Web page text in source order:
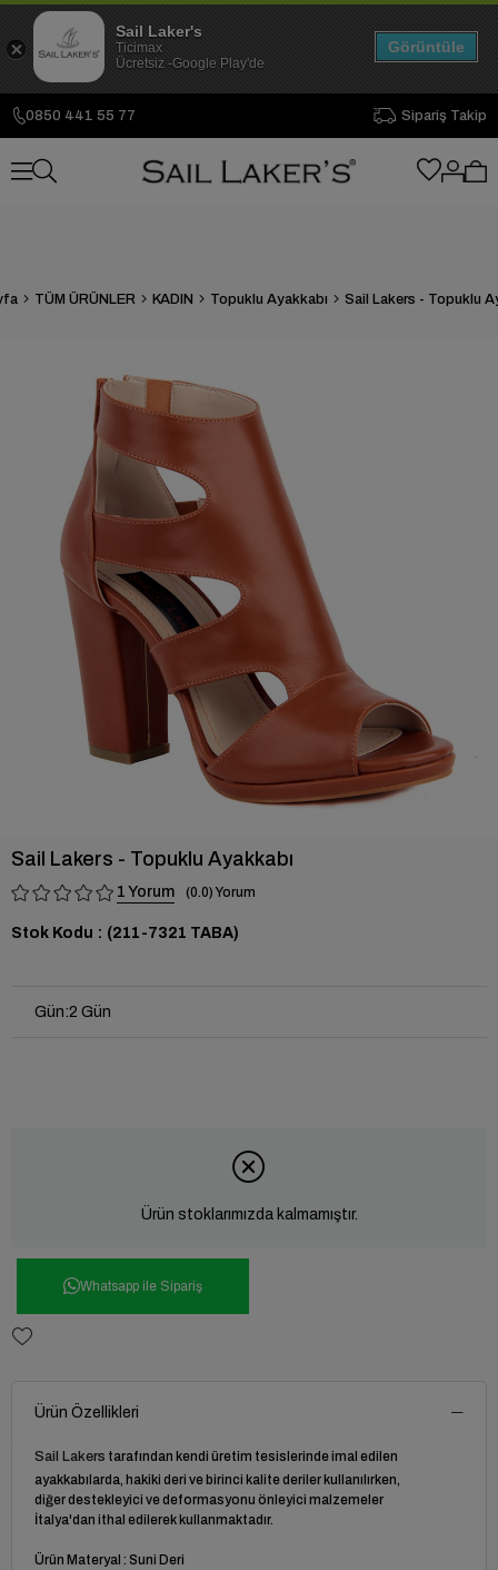
0850 441 55 77 Sipariş Takip
TÜM ÜRÜNLER KADIN Topuklu Ayakkabı
Sail Lakers - Topuklu Ayakkabı
1 0.0
Stok Kodu (211-7321 TABA)
Gün:2 Gün
Ürün stoklarımızda kalmamıştır.
Whatsapp ile Sipariş
Ürün Özellikleri
Sail Lakers tarafından kendi üretim tesislerinde imal edilen
ayakkabılarda, hakiki deri ve birinci kalite deriler kullanılırken,
diğer destekleyici ve deformasyonu önleyici malzemeler
İtalya'dan ithal edilerek kullanmaktadır.
Ürün Materyal : Suni Deri
Sail Laker's
Ticimax
Ücretsiz -Google Play'de
Görüntüle